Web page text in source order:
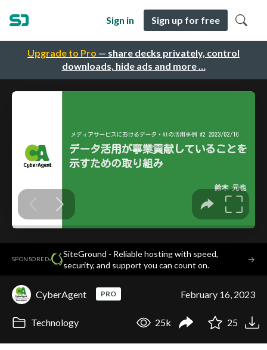
Upgrade to Pro — share decks privately, control
downloads, hide ads and more …
Sign in Sign up for free
SPONSORED·
SiteGround - Reliable hosting with speed,
security, and support you can count on.
→
CyberAgent PRO February 16, 2023
Technology 25k 25